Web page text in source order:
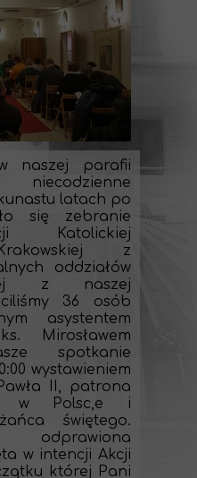
w naszej parafii
niecodzienne
latach po
się zebranie
Katolickiej
z
oddziałów
z naszej
36 osób
asystentem
Mirosławem
spotkanie
wystawieniem
II, patrona
w Polsc,e i
świętego.
w intencji Akcji
której Pani